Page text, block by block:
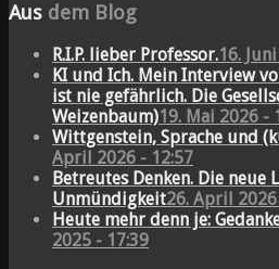
Aus dem Blog
R.I.P. lieber Professor.16.
KI und Ich. Mein Interview
ist nie gefährlich. Die
Weizenbaum)19. Mai 2026 -
Wittgenstein, Sprache und
April 2026 - 12:57
Betreutes Denken. Die neue
Unmündigkeit26. April
Heute mehr denn je:
2025 - 17:39